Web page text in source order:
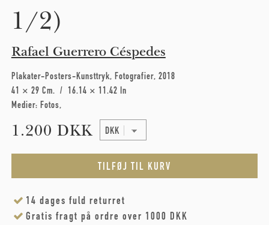
1/2)
Rafael Guerrero Céspedes
Plakater-Posters-Kunsttryk Fotografier 2018
41 × 29 Cm
16.14 × 11.42 In
Medier: Fotos
1.200 DKK
14 dages fuld returret
Gratis fragt på ordre over 1000 DKK